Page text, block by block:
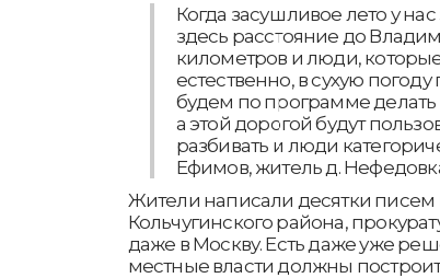
Когда засушливое лето у
здесь расстояние до
километров и люди,
естественно, в сухую
будем по программе
а этой дорогой будут
разбивать и люди
Ефимов, житель д.
Жители написали десятки
Кольчугинского района,
даже в Москву. Есть даже уже
местные власти должны